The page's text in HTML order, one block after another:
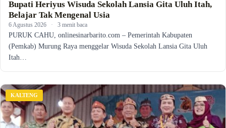
Bupati Heriyus Wisuda Sekolah Lansia Gita Uluh Itah,
Belajar Tak Mengenal Usia
6 Agustus 2026 · 3 menit baca
PURUK CAHU, onlinesinarbarito.com – Pemerintah Kabupaten
(Pemkab) Murung Raya menggelar Wisuda Sekolah Lansia Gita Uluh
Itah…
KALTENG